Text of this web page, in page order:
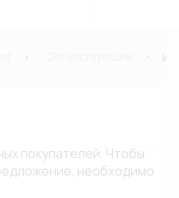
покупателей. Чтобы
необходимо